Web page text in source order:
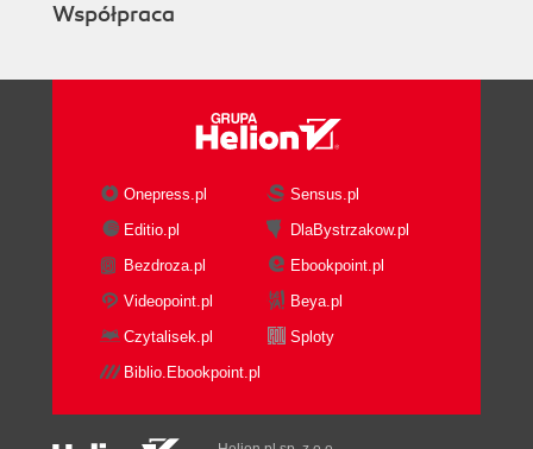
Współpraca
Onepress.pl
Sensus.pl
Editio.pl
DlaBystrzakow.pl
Bezdroza.pl
Ebookpoint.pl
Videopoint.pl
Beya.pl
Czytalisek.pl
Sploty
Biblio.Ebookpoint.pl